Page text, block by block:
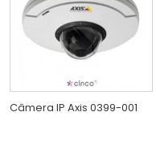
Câmera IP Axis 0399-001